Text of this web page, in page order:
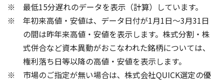
3,200
3,400
1,500
2,000
最低15分遅れのデータを表示（計算）しています。
年初来高値・安値は、データ日付が1月1日～3月31日
の間は昨年来高値・安値を表示します。株式分割・株
式併合など資本異動がおこなわれた銘柄については、
権利落ち日等以降の高値・安値を表示します。
市場のご指定が無い場合は、株式会社QUICK選定の優